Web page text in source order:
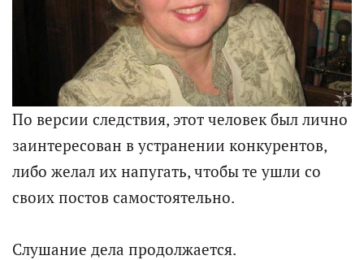
По версии следствия, этот человек был лично
заинтересован в устранении конкурентов,
либо желал их напугать, чтобы те ушли со
своих постов самостоятельно.
Слушание дела продолжается.